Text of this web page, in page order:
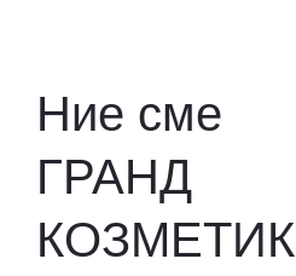
Ние сме
ГРАНД
КОЗМЕТИК